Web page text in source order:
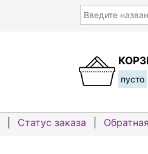
пусто
Статус заказа